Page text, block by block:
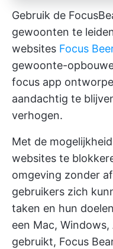
Gebruik de
gewoonten te
websites Focus
gewoonte-
focus app
aandachtig te
verhogen.
Met de
websites te
omgeving zonder
gebruikers zich
taken en hun
een Mac,
gebruikt, Focus